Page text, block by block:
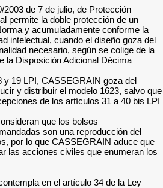
Ello es así porque la Ley
Jurídica del Diseño
modelo conforme a dicha
tutela que brinda la
grado de creatividad y
Exposición de Motivos y
Conforme a los artículos
derecho exclusivo a
concurra alguna de las
En este caso, las actoras
comercializados por las
modelo 1623 objeto de
está legitimada para
La protección marcaria se